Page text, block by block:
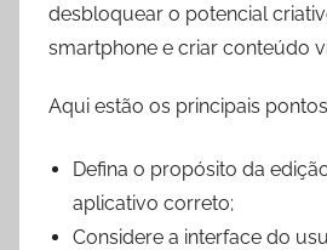
desbloquear o potencial
smartphone e criar conteúdo
Aqui estão os principais
Defina o propósito da
aplicativo correto;
Considere a interface do